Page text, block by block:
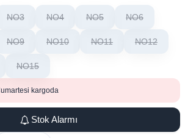
NO3 NO4 NO5 NO6
NO9 NO10 NO11 NO12
NO15
kargoda
Stok Alarmı